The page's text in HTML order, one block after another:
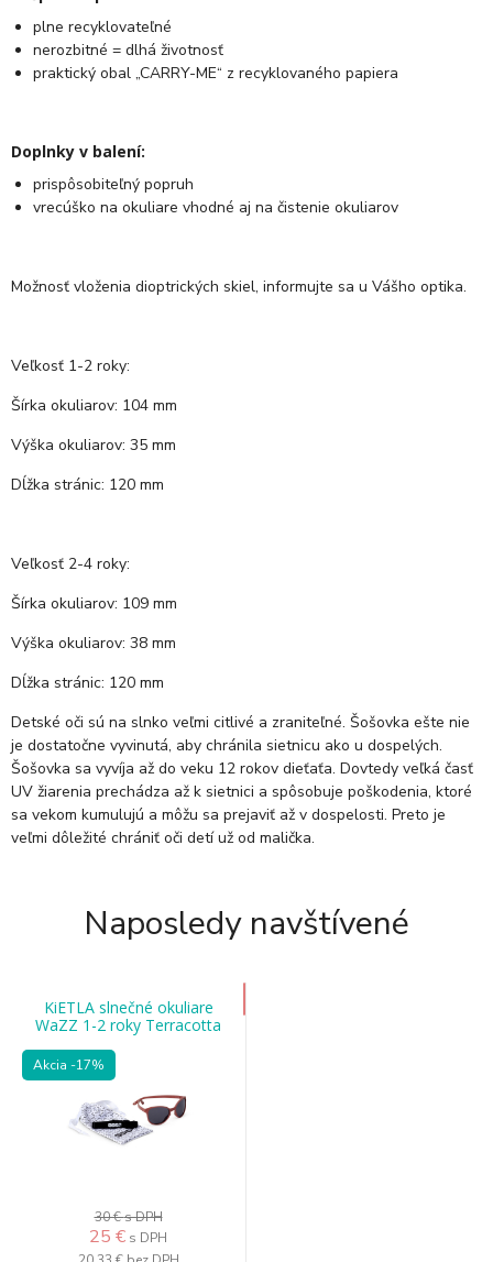
plne recyklovateľné
nerozbitné = dlhá životnosť
praktický obal „CARRY-ME“ z recyklovaného papiera
Doplnky v balení:
prispôsobiteľný popruh
vrecúško na okuliare vhodné aj na čistenie okuliarov
Možnosť vloženia dioptrických skiel, informujte sa u Vášho optika.
Veľkosť 1-2 roky:
Šírka okuliarov: 104 mm
Výška okuliarov: 35 mm
Dĺžka stránic: 120 mm
Veľkosť 2-4 roky:
Šírka okuliarov: 109 mm
Výška okuliarov: 38 mm
Dĺžka stránic: 120 mm
Detské oči sú na slnko veľmi citlivé a zraniteľné. Šošovka ešte nie
je dostatočne vyvinutá, aby chránila sietnicu ako u dospelých.
Šošovka sa vyvíja až do veku 12 rokov dieťaťa. Dovtedy veľká časť
UV žiarenia prechádza až k sietnici a spôsobuje poškodenia, ktoré
sa vekom kumulujú a môžu sa prejaviť až v dospelosti. Preto je
veľmi dôležité chrániť oči detí už od malička.
Naposledy navštívené
KiETLA slnečné okuliare
WaZZ 1-2 roky Terracotta
Akcia -17%
30 €s DPH
25 € s DPH